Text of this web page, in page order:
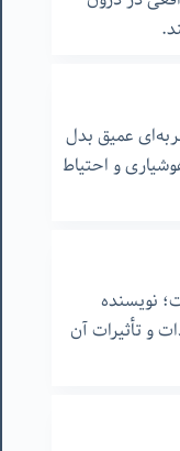
عمیق بدل
و احتیاط
نویسنده
و تأثیرات آن